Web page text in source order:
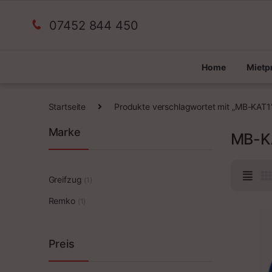
07452 844 450
Home
Startseite Produkte verschlagwortet mit „MB-
MB-
Marke
Greifzug (1)
Remko (1)
Preis